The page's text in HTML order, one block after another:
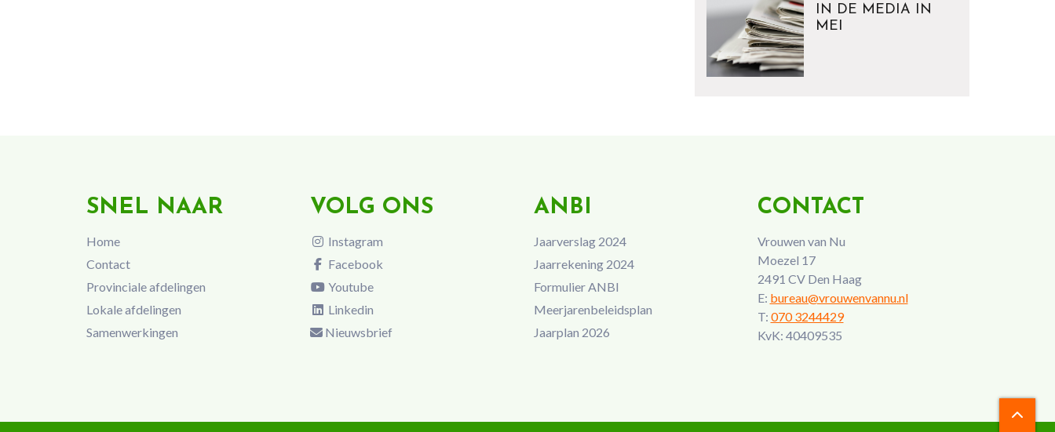
IN DE MEDIA IN
MEI
SNEL NAAR
Home
Contact
Provinciale afdelingen
Lokale afdelingen
Samenwerkingen
VOLG ONS
Instagram
Facebook
Youtube
Linkedin
Nieuwsbrief
ANBI
Jaarverslag 2024
Jaarrekening 2024
Formulier ANBI
Meerjarenbeleidsplan
Jaarplan 2026
CONTACT
Vrouwen van Nu
Moezel 17
2491 CV Den Haag
E: bureau@vrouwenvannu.nl
T: 070 3244429
KvK: 40409535